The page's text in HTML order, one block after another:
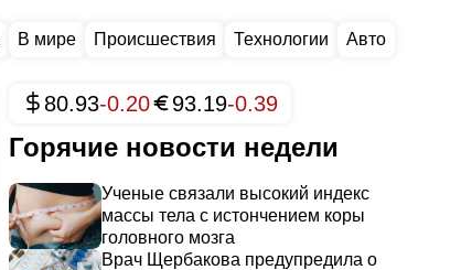
В мире Происшествия Технологии Авто
80.93-0.20 93.19-0.39
Горячие новости недели
Ученые связали высокий индекс
массы тела с истончением коры
головного мозга
Врач Щербакова предупредила о